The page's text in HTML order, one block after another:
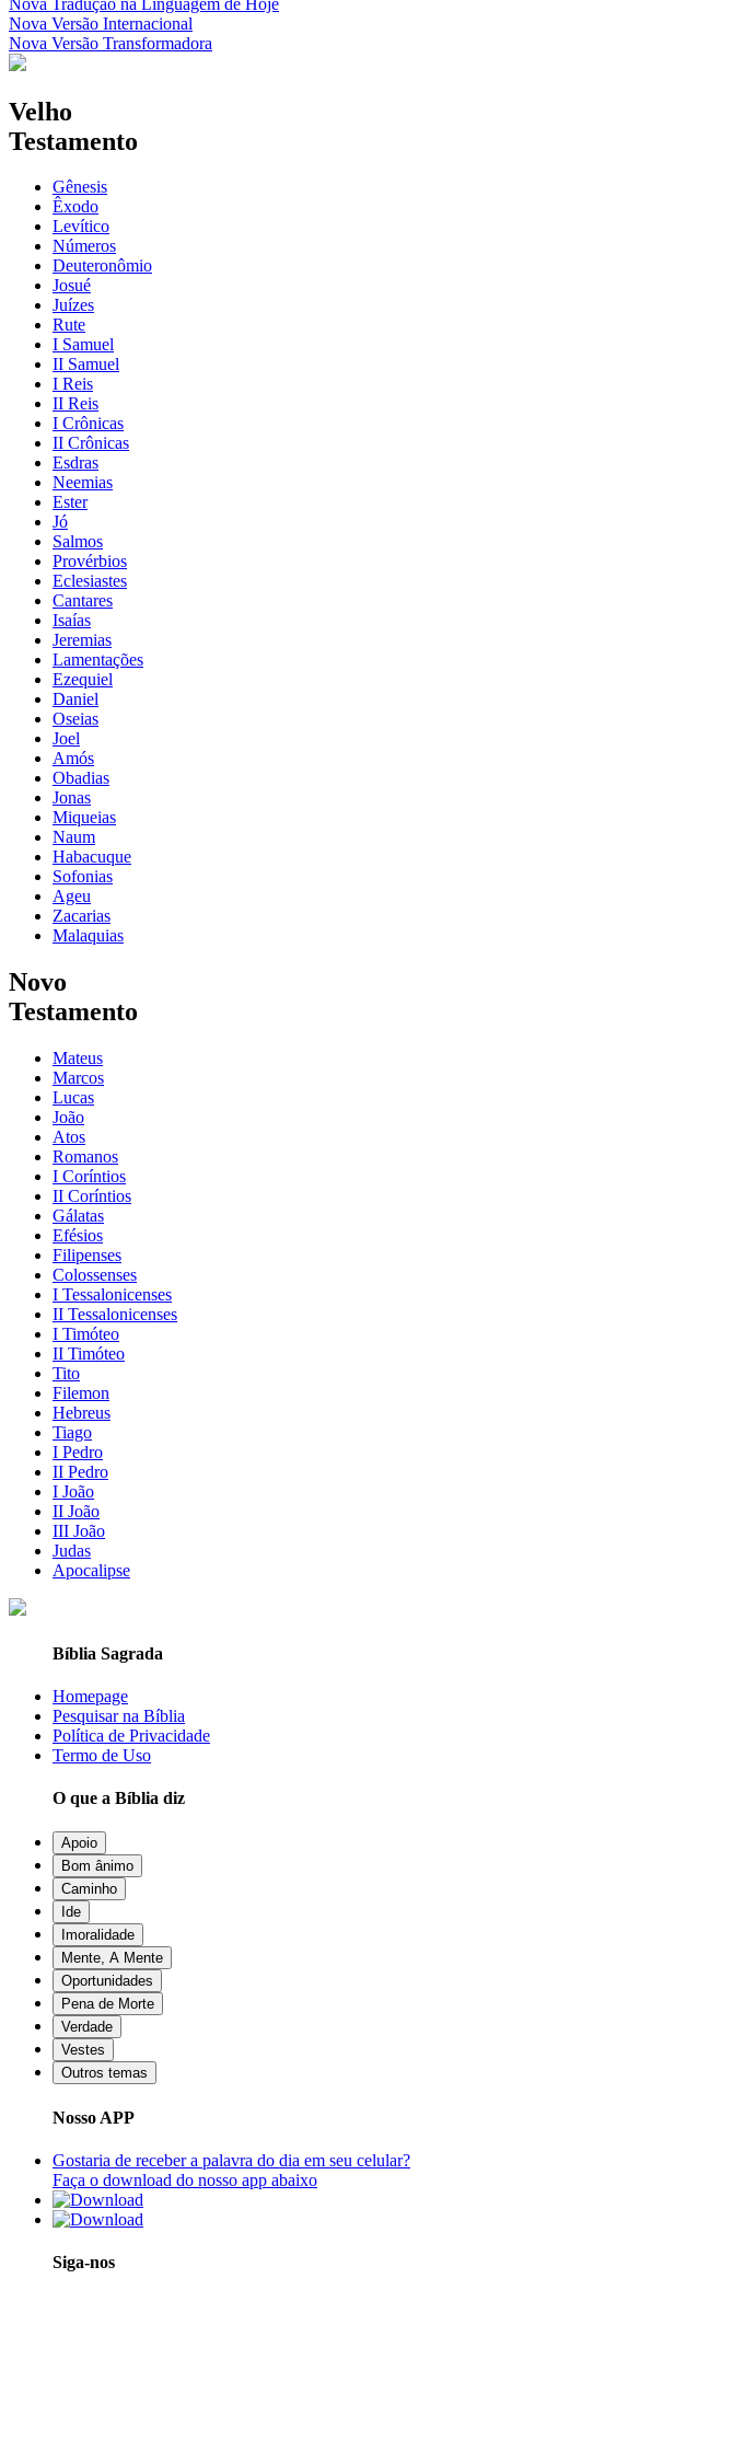
Nova Versão Internacional
Nova Versão Transformadora
Velho
Testamento
Gênesis
Êxodo
Levítico
Números
Deuteronômio
Josué
Juízes
Rute
I Samuel
II Samuel
I Reis
II Reis
I Crônicas
II Crônicas
Esdras
Neemias
Ester
Jó
Salmos
Provérbios
Eclesiastes
Cantares
Isaías
Jeremias
Lamentações
Ezequiel
Daniel
Oseias
Joel
Amós
Obadias
Jonas
Miqueias
Naum
Habacuque
Sofonias
Ageu
Zacarias
Malaquias
Novo
Testamento
Mateus
Marcos
Lucas
João
Atos
Romanos
I Coríntios
II Coríntios
Gálatas
Efésios
Filipenses
Colossenses
I Tessalonicenses
II Tessalonicenses
I Timóteo
II Timóteo
Tito
Filemon
Hebreus
Tiago
I Pedro
II Pedro
I João
II João
III João
Judas
Apocalipse
Bíblia Sagrada
Homepage
Pesquisar na Bíblia
Política de Privacidade
Termo de Uso
O que a Bíblia diz
Apoio
Bom ânimo
Caminho
Ide
Imoralidade
Mente, A Mente
Oportunidades
Pena de Morte
Verdade
Vestes
Outros temas
Nosso APP
Gostaria de receber a palavra do dia em seu celular?
Faça o download do nosso app abaixo
Siga-nos